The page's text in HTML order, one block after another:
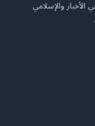
الأخبار والإسلامي